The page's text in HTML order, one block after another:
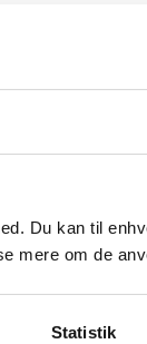
Du kan til
mere om de
Statistik